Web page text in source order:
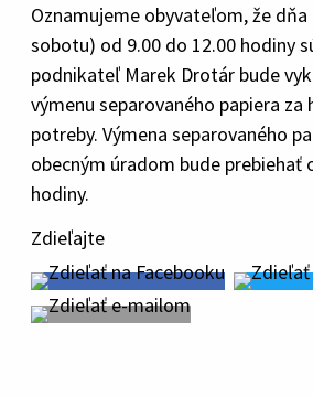
Oznamujeme obyvateľom, že dňa
sobotu) od 9.00 do 12.00 hodiny
podnikateľ Marek Drotár bude
výmenu separovaného papiera za
potreby. Výmena separovaného
obecným úradom bude prebiehať
hodiny.
Zdieľajte